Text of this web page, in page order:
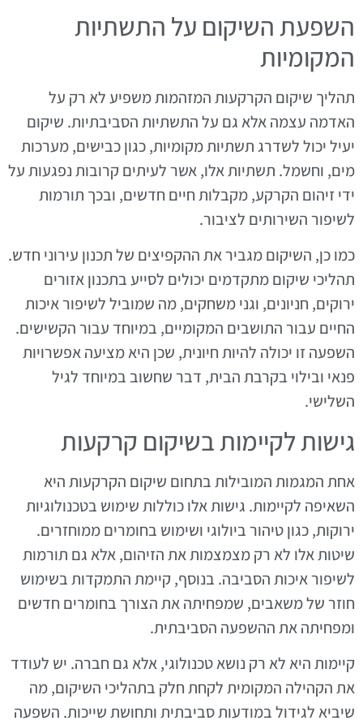
השפעת השיקום על התשתיות
המקומיות
תהליך שיקום הקרקעות המזהמות משפיע לא רק על
האדמה עצמה אלא גם על התשתיות הסביבתיות. שיקום
יעיל יכול לשדרג תשתיות מקומיות, כגון כבישים, מערכות
מים, וחשמל. תשתיות אלו, אשר לעיתים קרובות נפגעות על
ידי זיהום הקרקע, מקבלות חיים חדשים, ובכך תורמות
לשיפור השירותים לציבור.
כמו כן, השיקום מגביר את ההקפיצים של תכנון עירוני חדש.
תהליכי שיקום מתקדמים יכולים לסייע בתכנון אזורים
ירוקים, חניונים, וגני משחקים, מה שמוביל לשיפור איכות
החיים עבור התושבים המקומיים, במיוחד עבור הקשישים.
השפעה זו יכולה להיות חיונית, שכן היא מציעה אפשרויות
פנאי ובילוי בקרבת הבית, דבר שחשוב במיוחד לגיל
השלישי.
גישות לקיימות בשיקום קרקעות
אחת המגמות המובילות בתחום שיקום הקרקעות היא
השאיפה לקיימות. גישות אלו כוללות שימוש בטכנולוגיות
ירוקות, כגון טיהור ביולוגי ושימוש בחומרים ממוחזרים.
שיטות אלו לא רק מצמצמות את הזיהום, אלא גם תורמות
לשיפור איכות הסביבה. בנוסף, קיימת התמקדות בשימוש
חוזר של משאבים, שמפחיתה את הצורך בחומרים חדשים
ומפחיתה את ההשפעה הסביבתית.
קיימות היא לא רק נושא טכנולוגי, אלא גם חברה. יש לעודד
את הקהילה המקומית לקחת חלק בתהליכי השיקום, מה
שיביא לגידול במודעות סביבתית ותחושת שייכות. השפעה